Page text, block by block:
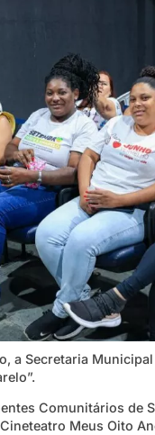
a Secretaria
Comunitários de
Meus Oito